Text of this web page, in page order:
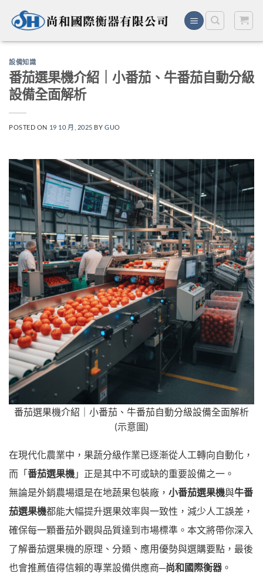
設備知識
番茄選果機介紹｜小番茄、牛番茄自動分級
設備全面解析
POSTED ON 19 10 月, 2025 BYGUO
番茄選果機介紹｜小番茄、牛番茄自動分級設備全面解析
(示意圖)
在現代化農業中，果蔬分級作業已逐漸從人工轉向自動化，
而「 番茄選果機 」正是其中不可或缺的重要設備之一。
無論是外銷農場還是在地蔬果包裝廠， 小番茄選果機與牛番
茄選果機都能大幅提升選果效率與一致性，減少人工誤差，
確保每一顆番茄外觀與品質達到市場標準。本文將帶你深入
了解番茄選果機的原理、分類、應用優勢與選購要點，最後
也會推薦值得信賴的專業設備供應商─尚和國際衡器 。